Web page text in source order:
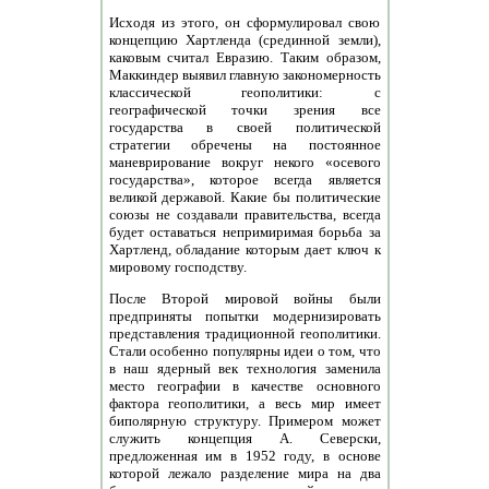
Исходя из этого, он сформулировал свою
концепцию Хартленда (срединной земли),
каковым считал Евразию. Таким образом,
Маккиндер выявил главную закономерность
классической геополитики: с
географической точки зрения все
государства в своей политической
стратегии обречены на постоянное
маневрирование вокруг некого «осевого
государства», которое всегда является
великой державой. Какие бы политические
союзы не создавали правительства, всегда
будет оставаться непримиримая борьба за
Хартленд, обладание которым дает ключ к
мировому господству.
После Второй мировой войны были
предприняты попытки модернизировать
представления традиционной геополитики.
Стали особенно популярны идеи о том, что
в наш ядерный век технология заменила
место географии в качестве основного
фактора геополитики, а весь мир имеет
биполярную структуру. Примером может
служить концепция А. Северски,
предложенная им в 1952 году, в основе
которой лежало разделение мира на два